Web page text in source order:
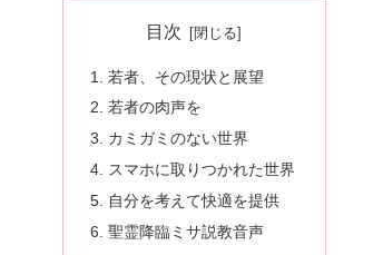
目次
若者、その現状と展望
若者の肉声を
カミガミのない世界
スマホに取りつかれた世界
自分を考えて快適を提供
聖霊降臨ミサ説教音声